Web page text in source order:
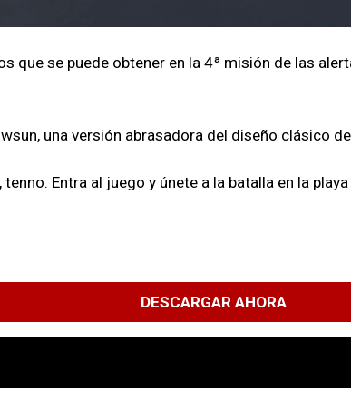
que se puede obtener en la 4ª misión de las
una versión abrasadora del diseño clásico
Entra al juego y únete a la batalla en la
DESCARGAR AHORA